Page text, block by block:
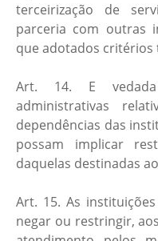
terceirização de
parceria com outras
que adotados critérios
Art. 14. E
administrativas
dependências das
possam implicar
daquelas destinadas
Art. 15. As
negar ou restringir,